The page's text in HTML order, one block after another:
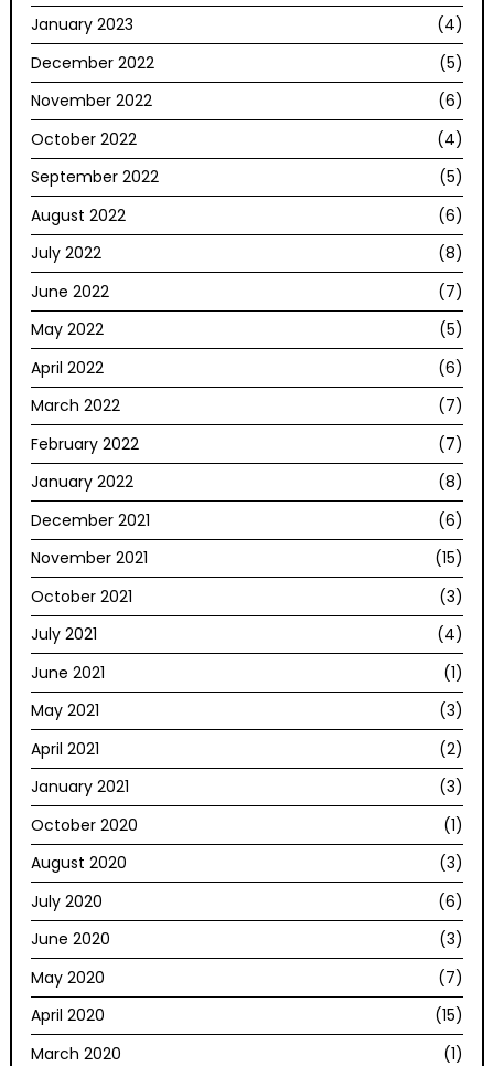
January 2023
(4)
December 2022
(5)
November 2022
(6)
October 2022
(4)
September 2022
(5)
August 2022
(6)
July 2022
(8)
June 2022
(7)
May 2022
(5)
April 2022
(6)
March 2022
(7)
February 2022
(7)
January 2022
(8)
December 2021
(6)
November 2021
(15)
October 2021
(3)
July 2021
(4)
June 2021
(1)
May 2021
(3)
April 2021
(2)
January 2021
(3)
October 2020
(1)
August 2020
(3)
July 2020
(6)
June 2020
(3)
May 2020
(7)
April 2020
(15)
March 2020
(1)